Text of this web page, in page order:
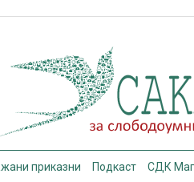
приказни Подкаст СДК